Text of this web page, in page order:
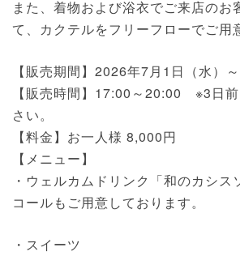
また、着物および浴衣でご来店のお
て、カクテルをフリーフローでご用
【販売期間】2026年7月1日（水）
【販売時間】17:00～20:00 ※3日
さい。
【料金】お一人様 8,000円
【メニュー】
・ウェルカムドリンク「和のカシ
コールもご用意しております。
・スイーツ